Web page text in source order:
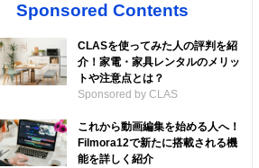
Sponsored Contents
CLASを使ってみた人の評判を紹
介！家電・家具レンタルのメリッ
トや注意点とは？
Sponsored by CLAS
これから動画編集を始める人へ！
Filmora12で新たに搭載される機
能を詳しく紹介